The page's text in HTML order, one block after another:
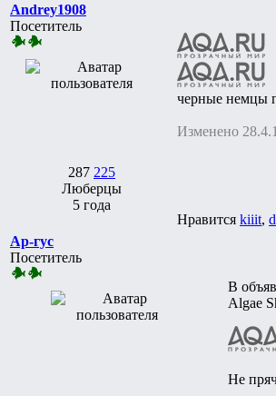
Andrey1908
Посетитель
287 225
Люберцы
5 года
черные немцы
Изменено
Нравится kiiit,
Ар-гус
Посетитель
В
Algae
Не